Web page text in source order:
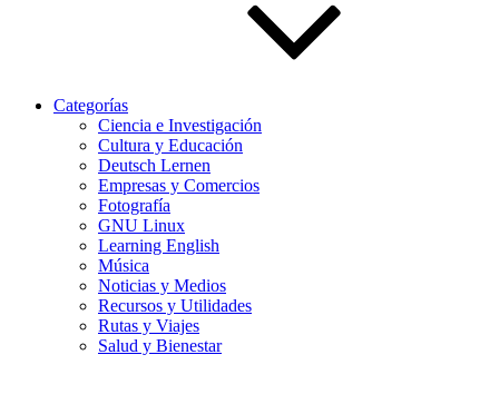
Categorías
Ciencia e Investigación
Cultura y Educación
Deutsch Lernen
Empresas y Comercios
Fotografía
GNU Linux
Learning English
Música
Noticias y Medios
Recursos y Utilidades
Rutas y Viajes
Salud y Bienestar